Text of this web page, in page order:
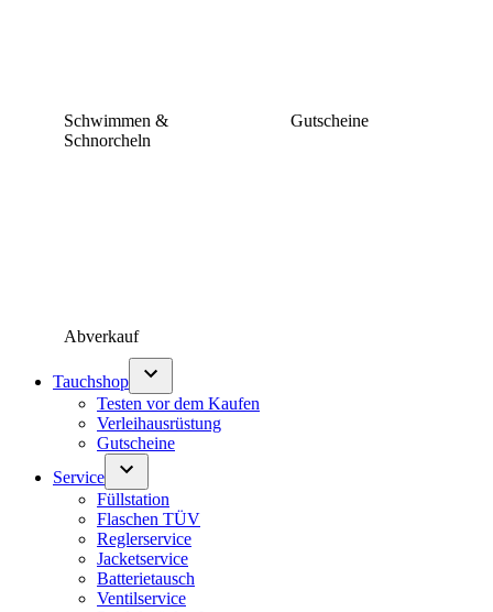
Schwimmen &
Schnorcheln
Gutscheine
Abverkauf
Tauchshop
Testen vor dem Kaufen
Verleihausrüstung
Gutscheine
Service
Füllstation
Flaschen TÜV
Reglerservice
Jacketservice
Batterietausch
Ventilservice